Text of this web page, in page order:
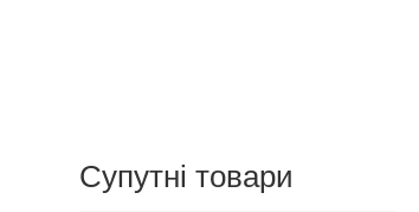
Супутні товари